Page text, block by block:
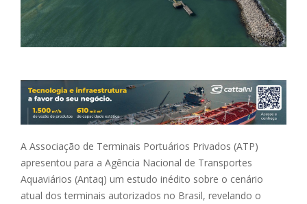
A Associação de Terminais Portuários Privados (ATP)
apresentou para a Agência Nacional de Transportes
Aquaviários (Antaq) um estudo inédito sobre o cenário
atual dos terminais autorizados no Brasil, revelando o